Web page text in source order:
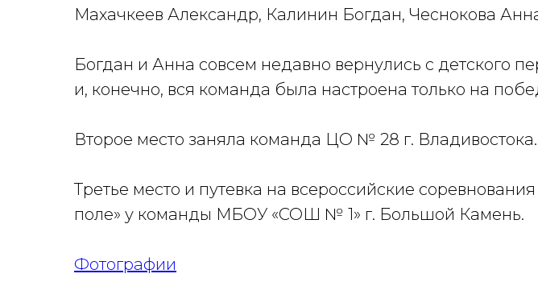
Махачкеев Александр, Калинин Богдан, Чеснокова
Богдан и Анна совсем недавно вернулись с детского
и, конечно, вся команда была настроена только на
Второе место заняла команда ЦО № 28 г. Владивостока.
Третье место и путевка на всероссийские
поле» у команды МБОУ «СОШ № 1» г. Большой Камень.
Фотографии